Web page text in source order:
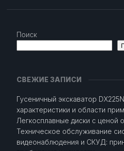
Поиск
СВЕЖИЕ ЗАПИСИ
Гусеничный экскаватор
характеристики и области
Легкосплавные диски с ценой
Техническое обслуживание
видеонаблюдения и СКУД: